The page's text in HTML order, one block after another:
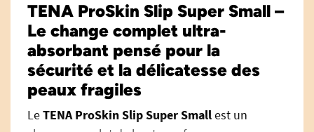
TENA ProSkin Slip Super Small –
Le change complet ultra-
absorbant pensé pour la
sécurité et la délicatesse des
peaux fragiles
LeTENA ProSkin Slip Super Smallest un